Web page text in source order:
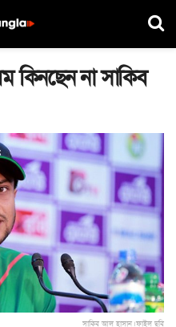
না সাকিব
সাকিব আল হাসান। ফাইল ছবি